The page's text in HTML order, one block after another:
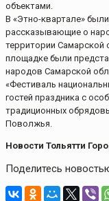
объектами.
В «Этно-квартале»
рассказывающие о
территории Самарской
площадке были
народов Самарской
«Фестиваль
гостей праздника с
традиционных
Поволжья.
Новости Тольятти
Поделитесь